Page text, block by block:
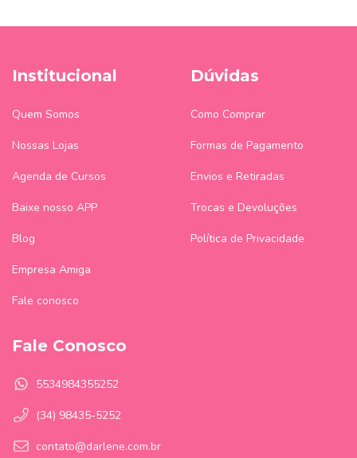
Institucional
Quem Somos
Nossas Lojas
Agenda de Cursos
Baixe nosso APP
Blog
Empresa Amiga
Fale conosco
Dúvidas
Como Comprar
Formas de Pagamento
Envios e Retiradas
Trocas e Devoluções
Política de Privacidade
Fale Conosco
5534984355252
(34) 98435-5252
contato@darlene.com.br